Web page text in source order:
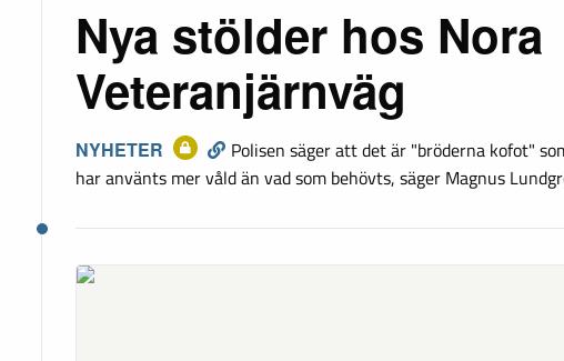
Nya stölder hos Nora
Veteranjärnväg
NYHETER
Polisen säger att det är "bröderna kofot"
har använts mer våld än vad som behövts, säger Magnus